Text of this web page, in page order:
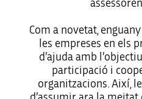
Com a novetat,
les empreses en els
d’ajuda amb
participació i
organitzacions. Així,